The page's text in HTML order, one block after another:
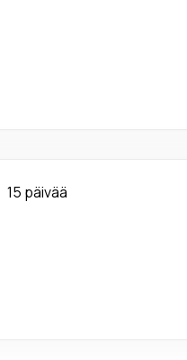
15 päivää